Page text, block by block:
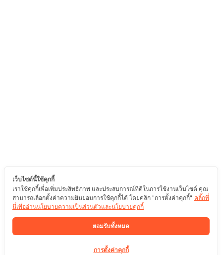
เว็บไซต์นี้ใช้คุกกี้
เราใช้คุกกี้เพื่อเพิ่มประสิทธิภาพ และประสบการณ์ที่ดีในการใช้งานเว็บไซต์ คุณ
สามารถเลือกตั้งค่าความยินยอมการใช้คุกกี้ได้ โดยคลิก "การตั้งค่าคุกกี้" คลิ๊กที่
นี่เพื่ออ่านนโยบายความเป็นส่วนตัวและนโยบายคุกกี้
ยอมรับทั้งหมด
การตั้งค่าคุกกี้